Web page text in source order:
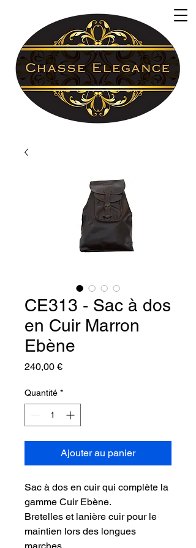
CE313 - Sac à dos
en Cuir Marron
Ebène
240,00 €Prix
Quantité *
Ajouter au panier
Sac à dos en cuir qui complète la
gamme Cuir Ebène.
Bretelles et lanière cuir pour le
maintien lors des longues